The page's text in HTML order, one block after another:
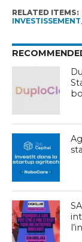
RELATED ITEMS:
INVESTISSEMENT,